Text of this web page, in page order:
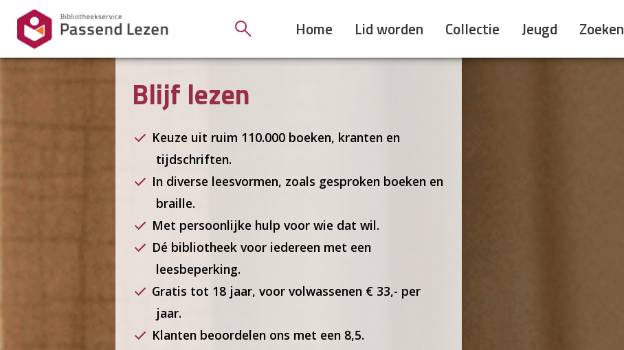
Home Lid worden Collectie Jeugd Zoeken
Blijf lezen
Keuze uit ruim 110.000 boeken, kranten en
tijdschriften.
In diverse leesvormen, zoals gesproken boeken en
braille.
Met persoonlijke hulp voor wie dat wil.
Dé bibliotheek voor iedereen met een
leesbeperking.
Gratis tot 18 jaar, voor volwassenen € 33,- per
jaar.
Klanten beoordelen ons met een 8,5.